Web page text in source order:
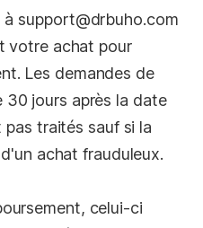
àsupport@drbuho.com
votre achat pour
Les demandes de
30 jours après la date
traités sauf si la
achat frauduleux.
celui-ci